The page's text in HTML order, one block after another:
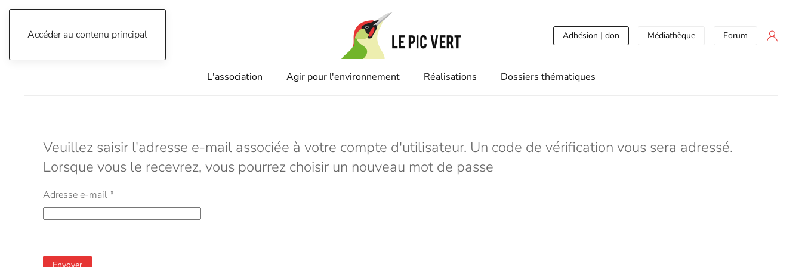
Accéder au contenu principal
04 76 91 34 33 Adhésion | don Médiathèque Forum
L'association Agir pour l'environnement Réalisations Dossiers thématiques
Veuillez saisir l'adresse e-mail associée à votre compte d'utilisateur. Un code de vérification vous sera adressé.
Lorsque vous le recevrez, vous pourrez choisir un nouveau mot de passe
Adresse e-mail*